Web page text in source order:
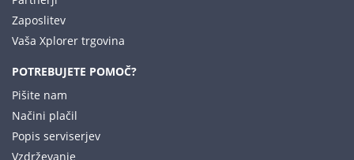
Zaposlitev
Vaša Xplorer trgovina
POTREBUJETE POMOČ?
Pišite nam
Načini plačil
Popis serviserjev
Vzdrževanje